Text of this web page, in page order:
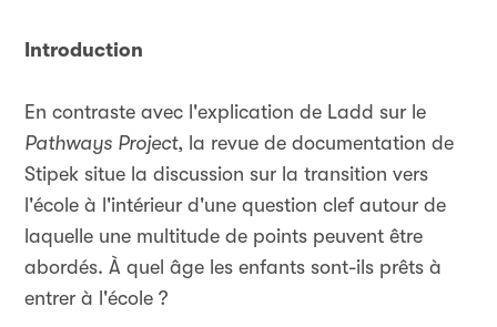
Introduction
En contraste avec l'explication de Ladd sur le
Pathways Project, la revue de documentation de
Stipek situe la discussion sur la transition vers
l'école à l'intérieur d'une question clef autour de
laquelle une multitude de points peuvent être
abordés. À quel âge les enfants sont-ils prêts à
entrer à l'école ?